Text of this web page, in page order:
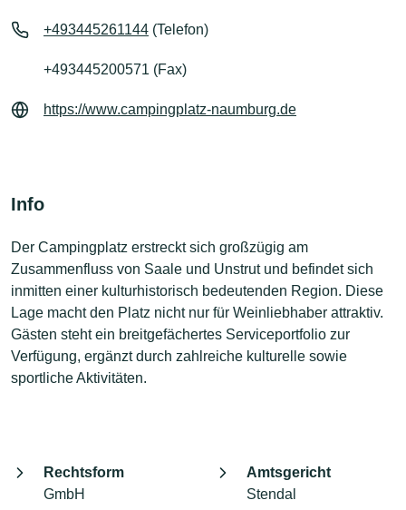
+493445261144 (Telefon)
+493445200571 (Fax)
https://www.campingplatz-naumburg.de
Info
Der Campingplatz erstreckt sich großzügig am
Zusammenfluss von Saale und Unstrut und befindet sich
inmitten einer kulturhistorisch bedeutenden Region. Diese
Lage macht den Platz nicht nur für Weinliebhaber attraktiv.
Gästen steht ein breitgefächertes Serviceportfolio zur
Verfügung, ergänzt durch zahlreiche kulturelle sowie
sportliche Aktivitäten.
Rechtsform
GmbH
Amtsgericht
Stendal